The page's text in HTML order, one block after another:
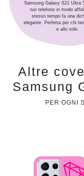
Samsung Galaxy S21 Ultra
tuo telefono in modo
stesso tempo fa una
elegante. Perfetta per chi
e allo stile.
Altre
Samsung
PER OGNI